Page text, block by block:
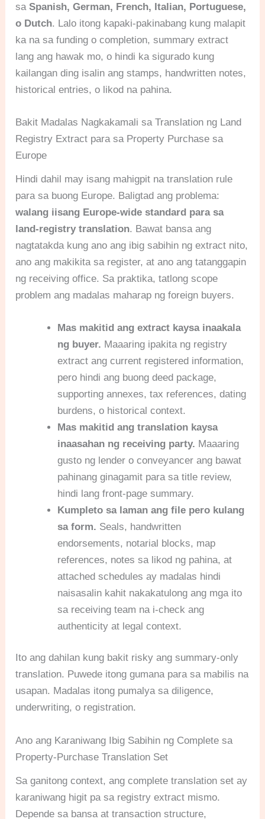
saSpanish, German, French, Italian, Portuguese,
o Dutch. Lalo itong kapaki-pakinabang kung malapit
ka na sa funding o completion, summary extract
lang ang hawak mo, o hindi ka sigurado kung
kailangan ding isalin ang stamps, handwritten notes,
historical entries, o likod na pahina.
Bakit Madalas Nagkakamali sa Translation ng Land
Registry Extract para sa Property Purchase sa
Europe
Hindi dahil may isang mahigpit na translation rule
para sa buong Europe. Baligtad ang problema:
walang iisang Europe-wide standard para sa
land-registry translation. Bawat bansa ang
nagtatakda kung ano ang ibig sabihin ng extract nito,
ano ang makikita sa register, at ano ang tatanggapin
ng receiving office. Sa praktika, tatlong scope
problem ang madalas maharap ng foreign buyers.
Mas makitid ang extract kaysa inaakala
ng buyer. Maaaring ipakita ng registry
extract ang current registered information,
pero hindi ang buong deed package,
supporting annexes, tax references, dating
burdens, o historical context.
Mas makitid ang translation kaysa
inaasahan ng receiving party. Maaaring
gusto ng lender o conveyancer ang bawat
pahinang ginagamit para sa title review,
hindi lang front-page summary.
Kumpleto sa laman ang file pero kulang
sa form. Seals, handwritten
endorsements, notarial blocks, map
references, notes sa likod ng pahina, at
attached schedules ay madalas hindi
naisasalin kahit nakakatulong ang mga ito
sa receiving team na i-check ang
authenticity at legal context.
Ito ang dahilan kung bakit risky ang summary-only
translation. Puwede itong gumana para sa mabilis na
usapan. Madalas itong pumalya sa diligence,
underwriting, o registration.
Ano ang Karaniwang Ibig Sabihin ng Complete sa
Property-Purchase Translation Set
Sa ganitong context, ang complete translation set ay
karaniwang higit pa sa registry extract mismo.
Depende sa bansa at transaction structure,